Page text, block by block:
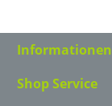
Informationen
Shop Service